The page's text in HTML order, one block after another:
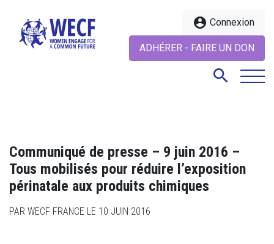
account_circle Connexion
ADHÉRER - FAIRE UN DON
search
Communiqué de presse – 9 juin 2016 –
Tous mobilisés pour réduire l’exposition
périnatale aux produits chimiques
PAR WECF FRANCE LE 10 JUIN 2016